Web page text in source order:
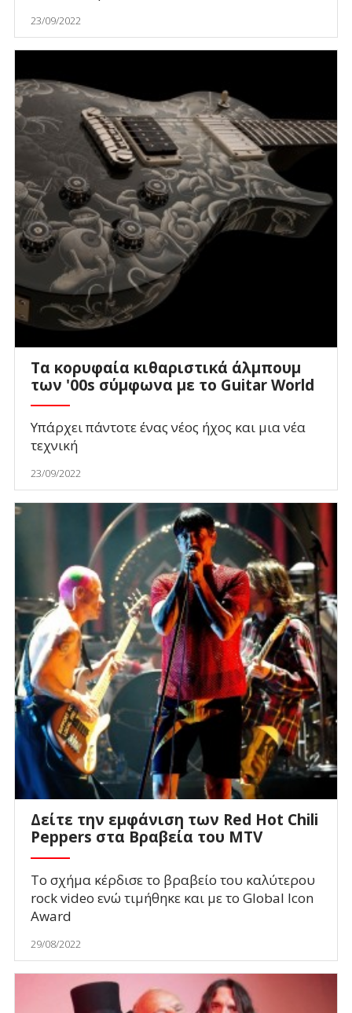
23/09/2022
Τα κορυφαία κιθαριστικά άλμπουμ
των '00s σύμφωνα με το Guitar World
Υπάρχει πάντοτε ένας νέος ήχος και μια νέα
τεχνική
23/09/2022
Δείτε την εμφάνιση των Red Hot Chili
Peppers στα Βραβεία του MTV
Το σχήμα κέρδισε το βραβείο του καλύτερου
rock video ενώ τιμήθηκε και με το Global Icon
Award
29/08/2022